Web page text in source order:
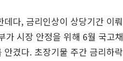
데다, 금리인상이 상당기간 이뤄
가 시장 안정을 위해 6월 국고채
겼다. 초장기물 주간 금리하락